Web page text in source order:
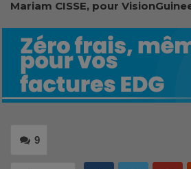
Mariam CISSE, pour
9